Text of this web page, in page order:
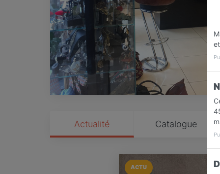
Actualité Catalogue
ACTU